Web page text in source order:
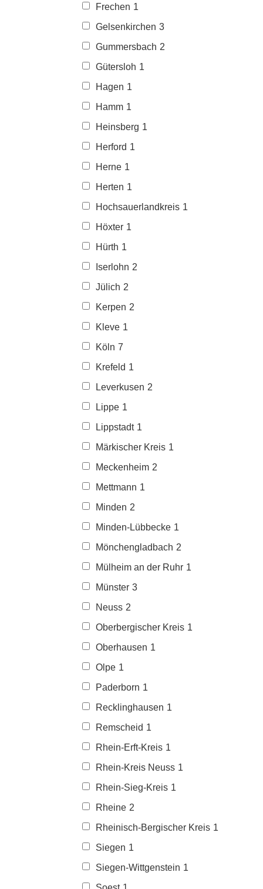
Frechen 1
Gelsenkirchen 3
Gummersbach 2
Gütersloh 1
Hagen 1
Hamm 1
Heinsberg 1
Herford 1
Herne 1
Herten 1
Hochsauerlandkreis 1
Höxter 1
Hürth 1
Iserlohn 2
Jülich 2
Kerpen 2
Kleve 1
Köln 7
Krefeld 1
Leverkusen 2
Lippe 1
Lippstadt 1
Märkischer Kreis 1
Meckenheim 2
Mettmann 1
Minden 2
Minden-Lübbecke 1
Mönchengladbach 2
Mülheim an der Ruhr 1
Münster 3
Neuss 2
Oberbergischer Kreis 1
Oberhausen 1
Olpe 1
Paderborn 1
Recklinghausen 1
Remscheid 1
Rhein-Erft-Kreis 1
Rhein-Kreis Neuss 1
Rhein-Sieg-Kreis 1
Rheine 2
Rheinisch-Bergischer Kreis 1
Siegen 1
Siegen-Wittgenstein 1